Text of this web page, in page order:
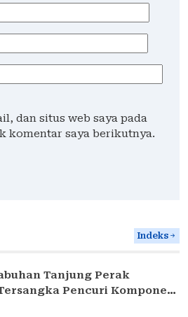
dan situs web saya pada
komentar saya berikutnya.
Indeks
Tanjung Perak
Pencuri Komponen
di Surabaya